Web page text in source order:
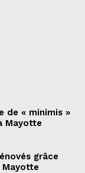
de « minimis »
Mayotte
grâce
Mayotte